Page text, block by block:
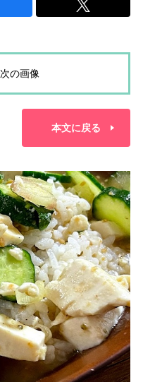
の画像
本文に戻る